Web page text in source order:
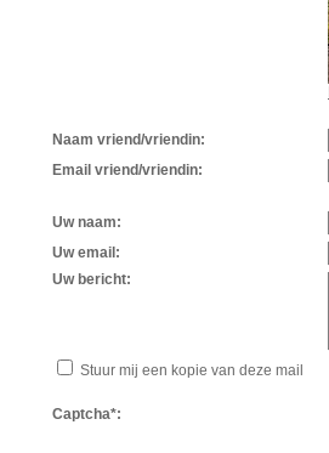
Naam vriend/vriendin:
Email vriend/vriendin:
Uw naam:
Uw email:
Uw bericht:
Stuur mij een kopie van deze mail
Captcha*: